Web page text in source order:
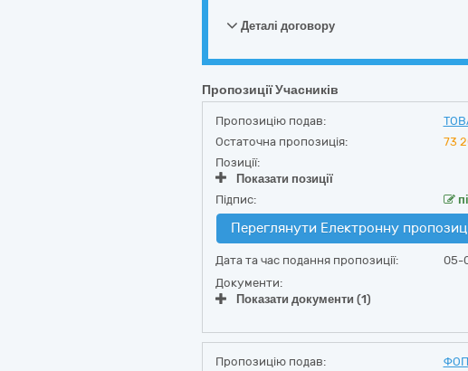
Деталі договору
Пропозиції Учасників
Пропозицію подав:
Остаточна пропозиція:
73
Позиції:
Показати позиції
Підпис:
Переглянути Електронну
Дата та час подання пропозиції:
05-
Документи:
Показати документи (1)
Пропозицію подав: